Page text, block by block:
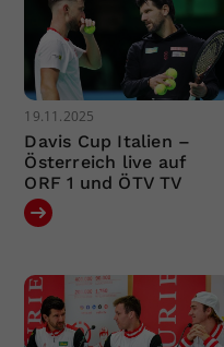
19.11.2025
Davis Cup Italien –
Österreich live auf
ORF 1 und ÖTV TV